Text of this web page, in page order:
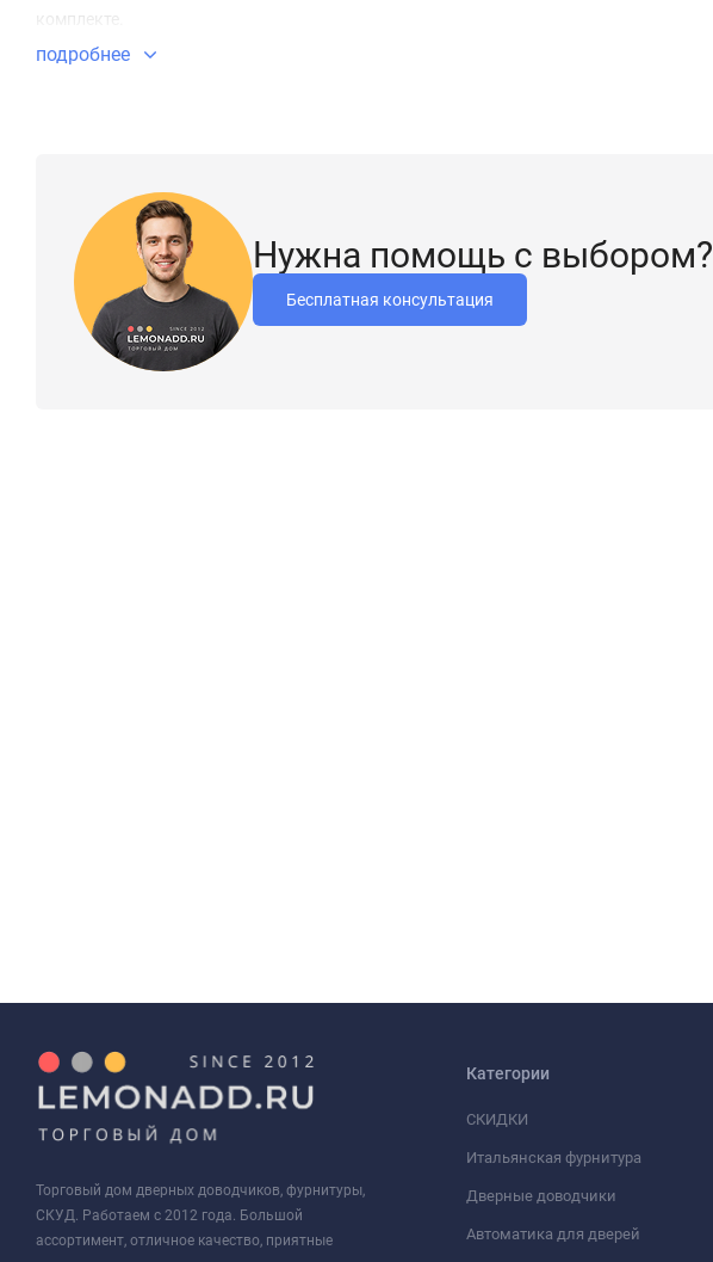
комплекте.
подробнее
Нужна помощь с выбором?
Бесплатная консультация
Торговый дом дверных доводчиков, фурнитуры,
СКУД. Работаем с 2012 года. Большой
ассортимент, отличное качество, приятные
Категории
СКИДКИ
Итальянская фурнитура
Дверные доводчики
Автоматика для дверей